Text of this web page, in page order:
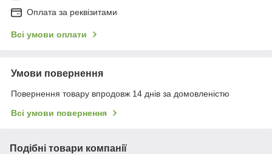
Оплата за реквізитами
Всі умови оплати
Умови повернення
Повернення товару впродовж 14 днів за домовленістю
Всі умови повернення
Подібні товари компанії